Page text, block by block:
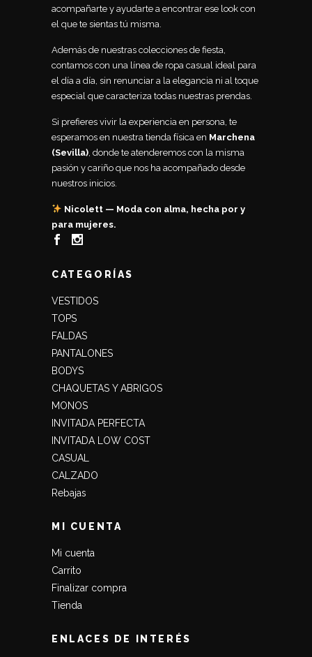
acompañarte y ayudarte a encontrar ese look con
el que te sientas tú misma.
Además de nuestras colecciones de fiesta,
contamos con una línea de ropa casual ideal para
el día a día, sin renunciar a la elegancia ni al toque
especial que caracteriza todas nuestras prendas.
Si prefieres vivir la experiencia en persona, te
esperamos en nuestra tienda física en Marchena
(Sevilla), donde te atenderemos con la misma
pasión y cariño que nos ha acompañado desde
nuestros inicios.
Nicolett — Moda con alma, hecha por y
para mujeres.
CATEGORÍAS
VESTIDOS
TOPS
FALDAS
PANTALONES
BODYS
CHAQUETAS Y ABRIGOS
MONOS
INVITADA PERFECTA
INVITADA LOW COST
CASUAL
CALZADO
Rebajas
MI CUENTA
Mi cuenta
Carrito
Finalizar compra
Tienda
ENLACES DE INTERÉS